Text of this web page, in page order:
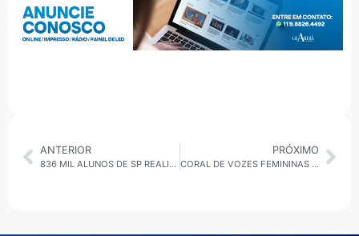
ANTERIOR
836 MIL ALUNOS DE SP REALIZARÃO PROVAS DO SAEB 2019
PRÓXIMO
CORAL DE VOZES FEMININAS É LANÇADO NA SOCIEDADE CULTURAL ÍTALO-BRASILEIRA